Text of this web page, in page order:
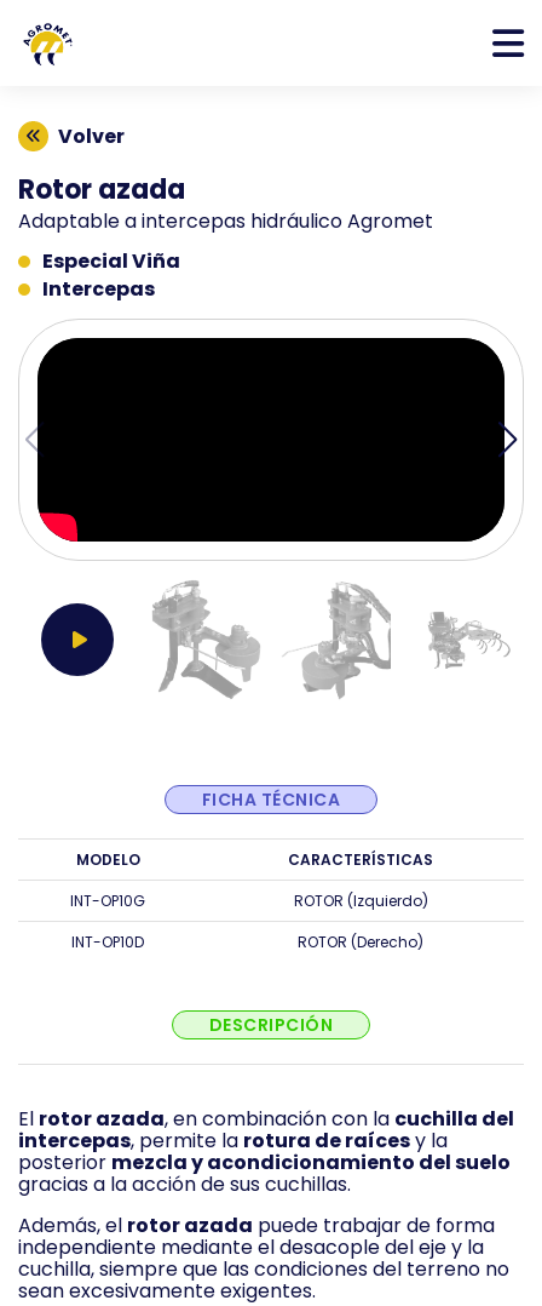
Volver
Rotor azada
Adaptable a intercepas hidráulico Agromet
Especial Viña
Intercepas
FICHA TÉCNICA
MODELO
CARACTERÍSTICAS
INT-OP10G
ROTOR (Izquierdo)
INT-OP10D
ROTOR (Derecho)
DESCRIPCIÓN
El rotor azada, en combinación con la cuchilla del
intercepas, permite la rotura de raícesy la
posterior mezcla y acondicionamiento del suelo
gracias a la acción de sus cuchillas.
Además, el rotor azada puede trabajar de forma
independiente mediante el desacople del eje y la
cuchilla, siempre que las condiciones del terreno no
sean excesivamente exigentes.